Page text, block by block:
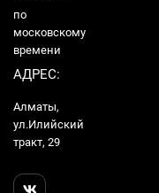
по
московскому
времени
АДРЕС:
Алматы,
ул.Илийский
тракт, 29